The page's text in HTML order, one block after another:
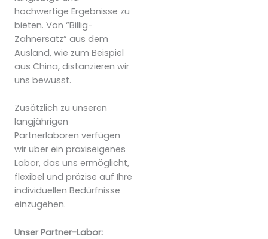
hochwertige Ergebnisse zu
bieten. Von “Billig-
Zahnersatz” aus dem
Ausland, wie zum Beispiel
aus China, distanzieren wir
uns bewusst.
Zusätzlich zu unseren
langjährigen
Partnerlaboren verfügen
wir über ein praxiseigenes
Labor, das uns ermöglicht,
flexibel und präzise auf Ihre
individuellen Bedürfnisse
einzugehen.
Unser Partner-Labor: